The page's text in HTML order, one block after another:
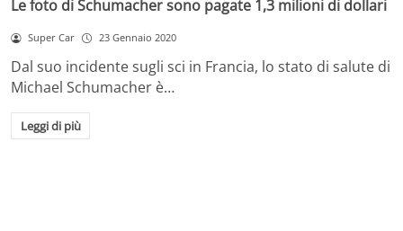
Le foto di Schumacher sono pagate 1,3 milioni di dollari
Super Car 23 Gennaio 2020
Dal suo incidente sugli sci in Francia, lo stato di salute di
Michael Schumacher è…
Leggi di più